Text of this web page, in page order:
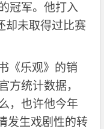
冠军。他打入
却未取得过比赛
《乐观》的销
方统计数据，
，也许他今年
发生戏剧性的转